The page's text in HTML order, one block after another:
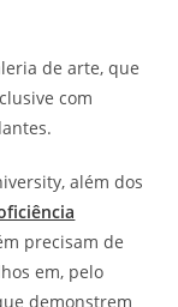
de arte, que
com
além dos
precisam de
em, pelo
demonstrem